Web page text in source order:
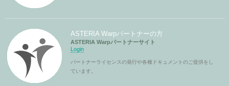
ASTERIA Warpパートナーの方
ASTERIA Warpパートナーサイト
Login
パートナーライセンスの発行や各種ドキュメントのご提供をし
ています。